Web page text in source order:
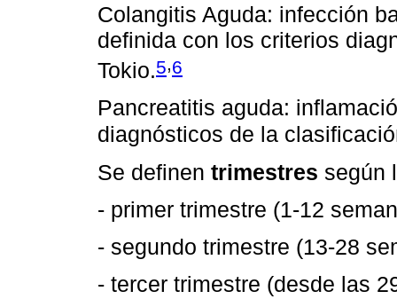
Colangitis Aguda: infección
definida con los criterios
Tokio.5,6
Pancreatitis aguda:
diagnósticos de la
Se definen trimestres según
- primer trimestre (1-12
- segundo trimestre (13-28
- tercer trimestre (desde las